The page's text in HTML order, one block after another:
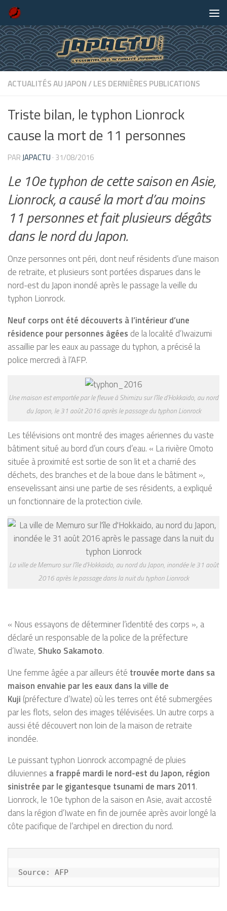
Skip to content
ACTUALITÉS AU JAPON/LES DERNIÈRES PUBLICATIONS
Triste bilan, le typhon Lionrock
cause la mort de 11 personnes
PARJAPACTU · 31/08/2016
Le 10e typhon de cette saison en Asie,
Lionrock, a causé la mort d’au moins
11 personnes et fait plusieurs dégâts
dans le nord du Japon.
Onze personnes ont péri, dont neuf résidents d’une maison
de retraite, et plusieurs sont portées disparues dans le
nord-est du Japon inondé après le passage la veille du
typhon Lionrock.
Neuf corps ont été découverts à l’intérieur d’une
résidence pour personnes âgées de la localité d’Iwaizumi
assaillie par les eaux au passage du typhon, a précisé la
police mercredi à l’AFP.
Une maison est emportée par le fleuve à Shimizu sur l’île d’Hokkaido, au nord
du Japon, le 31 août 2016 après le passage du typhon Lionrock
Les télévisions ont montré des images aériennes du vaste
bâtiment situé au bord d’un cours d’eau. « La rivière Omoto
située à proximité est sortie de son lit et a charrié des
déchets, des branches et de la boue dans le bâtiment »,
ensevelissant ainsi une partie de ses résidents, a expliqué
un fonctionnaire de la protection civile.
La ville de Memuro sur l’île d’Hokkaido, au nord du Japon, inondée le 31 août
2016 après le passage dans la nuit du typhon Lionrock
« Nous essayons de déterminer l’identité des corps », a
déclaré un responsable de la police de la préfecture
d’Iwate, Shuko Sakamoto.
Une femme âgée a par ailleurs été trouvée morte dans sa
maison envahie par les eaux dans la ville de
Kuji (préfecture d’Iwate) où les terres ont été submergées
par les flots, selon des images télévisées. Un autre corps a
aussi été découvert non loin de la maison de retraite
inondée.
Le puissant typhon Lionrock accompagné de pluies
diluviennes a frappé mardi le nord-est du Japon, région
sinistrée par le gigantesque tsunami de mars 2011.
Lionrock, le 10e typhon de la saison en Asie, avait accosté
dans la région d’Iwate en fin de journée après avoir longé la
côte pacifique de l’archipel en direction du nord.
Source: AFP